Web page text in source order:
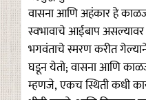
वासना आणि अहंकार हे
स्वभावाचे आईबाप
भगवंताचे स्मरण करीत
घडून येतो; वासना आणि
म्हणजे, एकच स्थिती कधी